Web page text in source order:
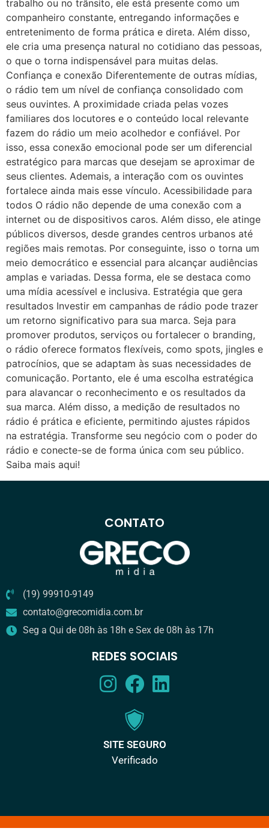
trabalho ou no trânsito, ele está presente como um
companheiro constante, entregando informações e
entretenimento de forma prática e direta. Além disso,
ele cria uma presença natural no cotidiano das pessoas,
o que o torna indispensável para muitas delas.
Confiança e conexão Diferentemente de outras mídias,
o rádio tem um nível de confiança consolidado com
seus ouvintes. A proximidade criada pelas vozes
familiares dos locutores e o conteúdo local relevante
fazem do rádio um meio acolhedor e confiável. Por
isso, essa conexão emocional pode ser um diferencial
estratégico para marcas que desejam se aproximar de
seus clientes. Ademais, a interação com os ouvintes
fortalece ainda mais esse vínculo. Acessibilidade para
todos O rádio não depende de uma conexão com a
internet ou de dispositivos caros. Além disso, ele atinge
públicos diversos, desde grandes centros urbanos até
regiões mais remotas. Por conseguinte, isso o torna um
meio democrático e essencial para alcançar audiências
amplas e variadas. Dessa forma, ele se destaca como
uma mídia acessível e inclusiva. Estratégia que gera
resultados Investir em campanhas de rádio pode trazer
um retorno significativo para sua marca. Seja para
promover produtos, serviços ou fortalecer o branding,
o rádio oferece formatos flexíveis, como spots, jingles e
patrocínios, que se adaptam às suas necessidades de
comunicação. Portanto, ele é uma escolha estratégica
para alavancar o reconhecimento e os resultados da
sua marca. Além disso, a medição de resultados no
rádio é prática e eficiente, permitindo ajustes rápidos
na estratégia. Transforme seu negócio com o poder do
rádio e conecte-se de forma única com seu público.
Saiba mais aqui!
CONTATO
(19) 99910-9149
contato@grecomidia.com.br
Seg a Qui de 08h às 18h e Sex de 08h às 17h
REDES SOCIAIS
SITE SEGURO
Verificado